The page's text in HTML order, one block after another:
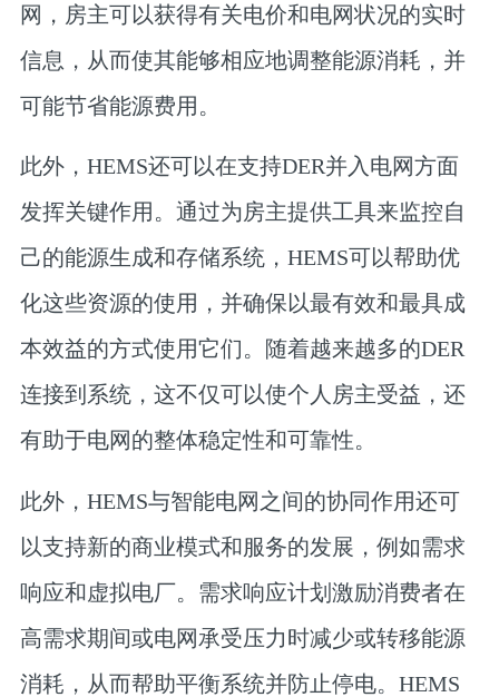
网，房主可以获得有关电价和电网状况的实时
信息，从而使其能够相应地调整能源消耗，并
可能节省能源费用。
此外，HEMS还可以在支持DER并入电网方面
发挥关键作用。通过为房主提供工具来监控自
己的能源生成和存储系统，HEMS可以帮助优
化这些资源的使用，并确保以最有效和最具成
本效益的方式使用它们。随着越来越多的DER
连接到系统，这不仅可以使个人房主受益，还
有助于电网的整体稳定性和可靠性。
此外，HEMS与智能电网之间的协同作用还可
以支持新的商业模式和服务的发展，例如需求
响应和虚拟电厂。需求响应计划激励消费者在
高需求期间或电网承受压力时减少或转移能源
消耗，从而帮助平衡系统并防止停电。HEMS